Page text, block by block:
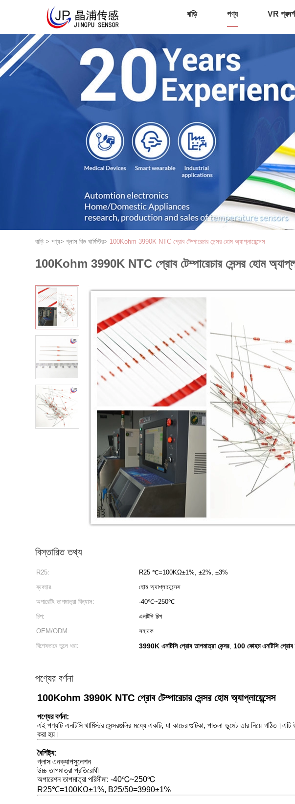
বাড়ি পণ্য VR
বাড়ি > পণ্য> গ্লাস বিড থার্মিস্টর> 100Kohm 3990K NTC প্রোব টেম্পারেচার সেন্সর হোম অ্যাপ্লায়েন্সেস
100Kohm 3990K NTC প্রোব টেম্পারেচার সেন্সর হোম
বিস্তারিত তথ্য
R25: R25 ℃=100KΩ±1%, ±2%, ±3%
ব্যবহার:
হোম অ্যাপ্লায়েন্সেস
অপারেটিং তাপমাত্রা বিন্যাস:
-40℃~250℃
চিপ:
এনটিসি চিপ
OEM/ODM:
সহায়ক
বিশেষভাবে তুলে ধরা:
3990K এনটিসি প্রোব তাপমাত্রা সেন্সর, 100 কোহম এনটিসি প্রোব
পণ্যের বর্ণনা
100Kohm 3990K NTC প্রোব টেম্পারেচার সেন্সর হোম অ্যাপ্লায়েন্সেস
পণ্যের বর্ণনা:
এই পণ্যটি এনটিসি থার্মিস্টর সেন্সরগুলির মধ্যে একটি, যা কাচের গুটিকা, পাতলা ডুমেট তার নিয়ে
করা হয়।
বৈশিষ্ট্য:
গ্লাস এনক্যাপসুলেশন
উচ্চ তাপমাত্রা প্রতিরোধী
অপারেশন তাপমাত্রা পরিসীমা: -40℃~250℃
R25℃=100KΩ±1%, B25/50=3990±1%